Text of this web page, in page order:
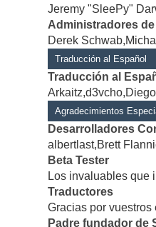
Jeremy "SleePy"
Administradores
Derek
Traducción al Español
Traducción al
Agradecimientos
Desarrolladores
albertlast,Brett
Beta Tester
Los invaluables que
Traductores
Gracias por
Padre fundador de